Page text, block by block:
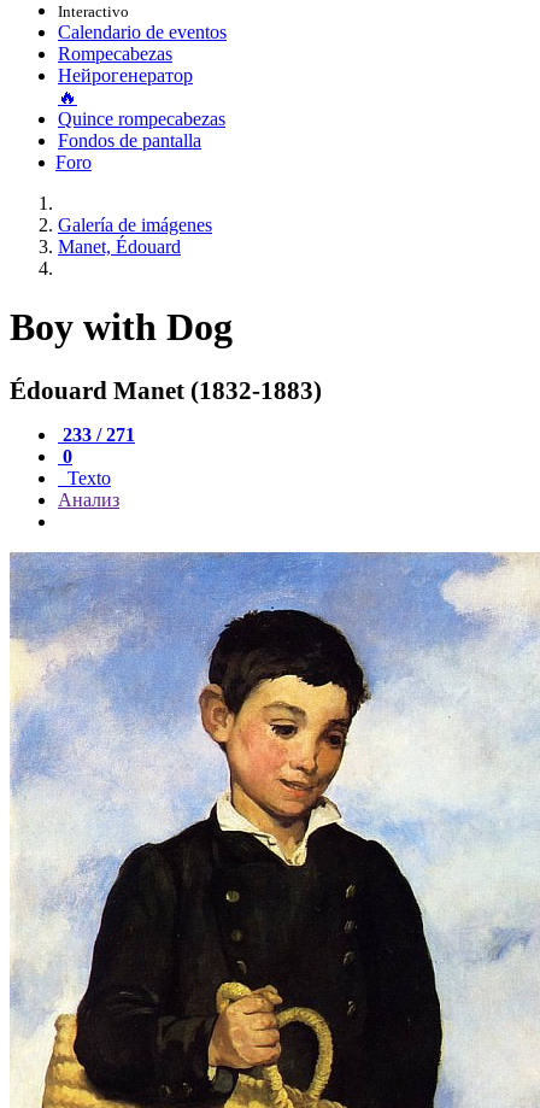
Interactivo
Calendario de eventos
Rompecabezas
Нейрогенератор
🔥
Quince rompecabezas
Fondos de pantalla
Foro
Galería de imágenes
Manet, Édouard
Boy with Dog
Édouard Manet (1832-1883)
233 / 271
0
Texto
Анализ